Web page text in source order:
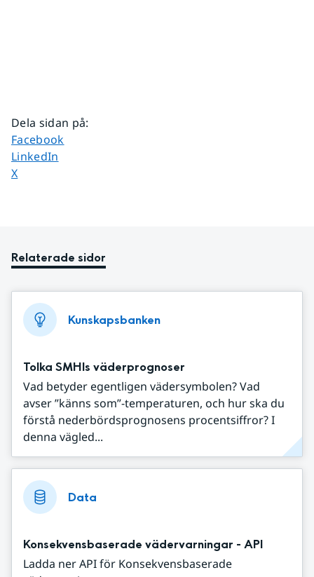
Dela sidan på:
Dela sidan på
Facebook
Dela sidan på
LinkedIn
Dela sidan på
X
Relaterade sidor
Kunskapsbanken
Tolka SMHIs väderprognoser
Vad betyder egentligen vädersymbolen? Vad
avser ”känns som”-temperaturen, och hur ska du
förstå nederbördsprognosens procentsiffror? I
denna vägled...
Data
Konsekvensbaserade vädervarningar - API
Ladda ner API för Konsekvensbaserade